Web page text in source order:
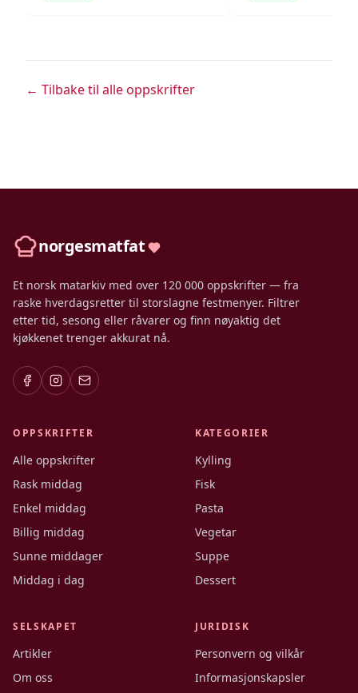
← Tilbake til alle oppskrifter
norgesmatfat
Et norsk matarkiv med over 120 000 oppskrifter — fra
raske hverdagsretter til storslagne festmenyer. Filtrer
etter tid, sesong eller råvarer og finn nøyaktig det
kjøkkenet trenger akkurat nå.
OPPSKRIFTER
Alle oppskrifter
Rask middag
Enkel middag
Billig middag
Sunne middager
Middag i dag
KATEGORIER
Kylling
Fisk
Pasta
Vegetar
Suppe
Dessert
SELSKAPET
Artikler
Om oss
JURIDISK
Personvern og vilkår
Informasjonskapsler